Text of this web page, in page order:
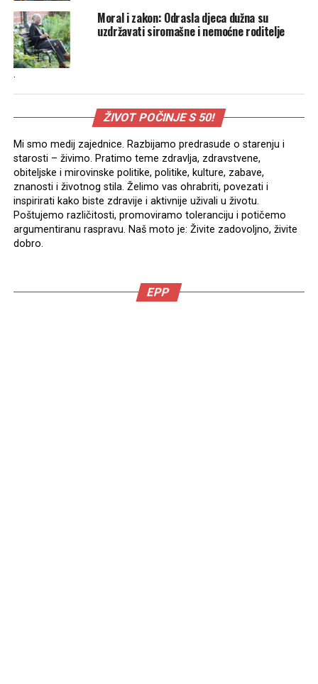
Moral i zakon: Odrasla djeca dužna su
uzdržavati siromašne i nemoćne roditelje
.
ŽIVOT POČINJE S 50!
Mi smo medij zajednice. Razbijamo predrasude o starenju i
starosti – živimo. Pratimo teme zdravlja, zdravstvene,
obiteljske i mirovinske politike, politike, kulture, zabave,
znanosti i životnog stila. Želimo vas ohrabriti, povezati i
inspirirati kako biste zdravije i aktivnije uživali u životu.
Poštujemo različitosti, promoviramo toleranciju i potičemo
argumentiranu raspravu. Naš moto je: Živite zadovoljno, živite
dobro.
EPP